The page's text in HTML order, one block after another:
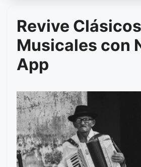
Revive Clásicos
Musicales con
App